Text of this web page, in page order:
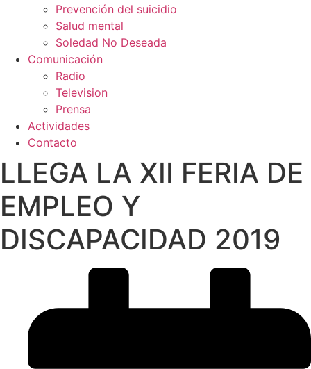
Prevención del suicidio
Salud mental
Soledad No Deseada
Comunicación
Radio
Television
Prensa
Actividades
Contacto
LLEGA LA XII FERIA DE
EMPLEO Y
DISCAPACIDAD 2019